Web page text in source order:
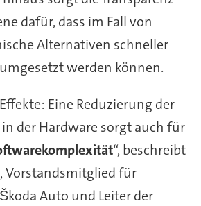
dafür, dass im Fall von
Alternativen schneller
werden können.
Eine Reduzierung der
der Hardware sorgt auch für
“, beschreibt
Vorstandsmitglied für
Auto und Leiter der